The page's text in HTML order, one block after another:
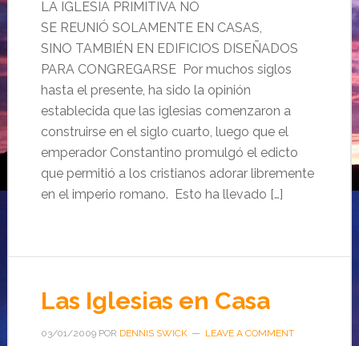
LA IGLESIA PRIMITIVA NO
SE REUNIÓ SOLAMENTE EN CASAS,
SINO TAMBIÉN EN EDIFICIOS DISEÑADOS
PARA CONGREGARSE Por muchos siglos
hasta el presente, ha sido la opinión
establecida que las iglesias comenzaron a
construirse en el siglo cuarto, luego que el
emperador Constantino promulgó el edicto
que permitió a los cristianos adorar libremente
en el imperio romano. Esto ha llevado […]
Las Iglesias en Casa
03/01/2009POR DENNIS SWICK LEAVE A COMMENT